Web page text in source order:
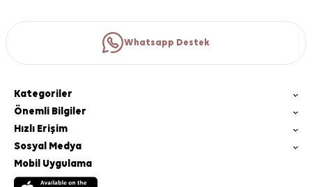
Whatsapp Destek
Kategoriler
Önemli Bilgiler
Hızlı Erişim
Sosyal Medya
Mobil Uygulama